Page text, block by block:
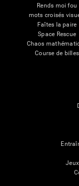
Rends moi fou
mots croisés
Faîtes la paire
Space Rescue
Chaos
Course de billes